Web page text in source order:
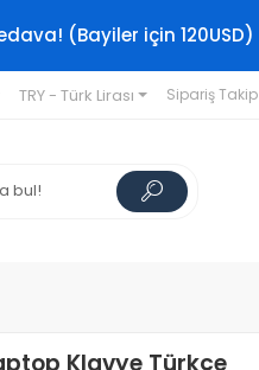
(Bayiler için 120USD)
TRY - Türk Lirası Sipariş Takip
Klavye Türkçe